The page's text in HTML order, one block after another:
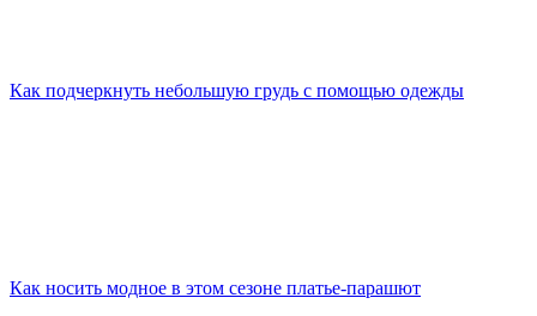
Как подчеркнуть небольшую грудь с помощью одежды
Как носить модное в этом сезоне платье-парашют